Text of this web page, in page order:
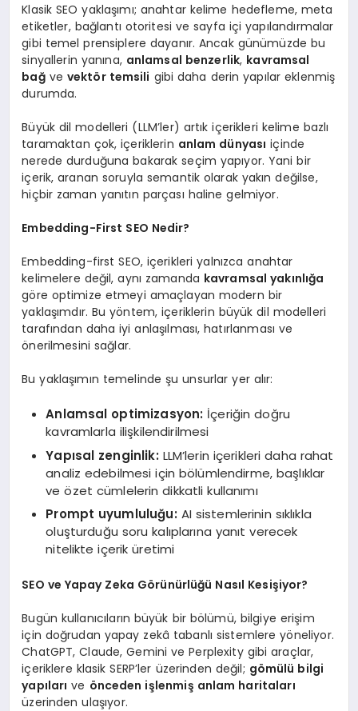
Klasik SEO yaklaşımı; anahtar kelime hedefleme, meta
etiketler, bağlantı otoritesi ve sayfa içi yapılandırmalar
gibi temel prensiplere dayanır. Ancak günümüzde bu
sinyallerin yanına, anlamsal benzerlik, kavramsal
bağve vektör temsili gibi daha derin yapılar eklenmiş
durumda.
Büyük dil modelleri (LLM’ler) artık içerikleri kelime bazlı
taramaktan çok, içeriklerin anlam dünyası içinde
nerede durduğuna bakarak seçim yapıyor. Yani bir
içerik, aranan soruyla semantik olarak yakın değilse,
hiçbir zaman yanıtın parçası haline gelmiyor.
Embedding-First SEO Nedir?
Embedding-first SEO, içerikleri yalnızca anahtar
kelimelere değil, aynı zamanda kavramsal yakınlığa
göre optimize etmeyi amaçlayan modern bir
yaklaşımdır. Bu yöntem, içeriklerin büyük dil modelleri
tarafından daha iyi anlaşılması, hatırlanması ve
önerilmesini sağlar.
Bu yaklaşımın temelinde şu unsurlar yer alır:
Anlamsal optimizasyon: İçeriğin doğru
kavramlarla ilişkilendirilmesi
Yapısal zenginlik: LLM’lerin içerikleri daha rahat
analiz edebilmesi için bölümlendirme, başlıklar
ve özet cümlelerin dikkatli kullanımı
Prompt uyumluluğu: AI sistemlerinin sıklıkla
oluşturduğu soru kalıplarına yanıt verecek
nitelikte içerik üretimi
SEO ve Yapay Zeka Görünürlüğü Nasıl Kesişiyor?
Bugün kullanıcıların büyük bir bölümü, bilgiye erişim
için doğrudan yapay zekâ tabanlı sistemlere yöneliyor.
ChatGPT, Claude, Gemini ve Perplexity gibi araçlar,
içeriklere klasik SERP’ler üzerinden değil; gömülü bilgi
yapıları ve önceden işlenmiş anlam haritaları
üzerinden ulaşıyor.